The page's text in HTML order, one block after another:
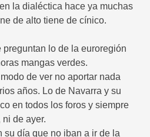
la dialéctica hace ya muchas
de alto tiene de cínico.
lo de la euroregión
mangas verdes.
de ver no aportar nada
años. Lo de Navarra y su
en todos los foros y siempre
de ayer.
su día que no iban a ir de la